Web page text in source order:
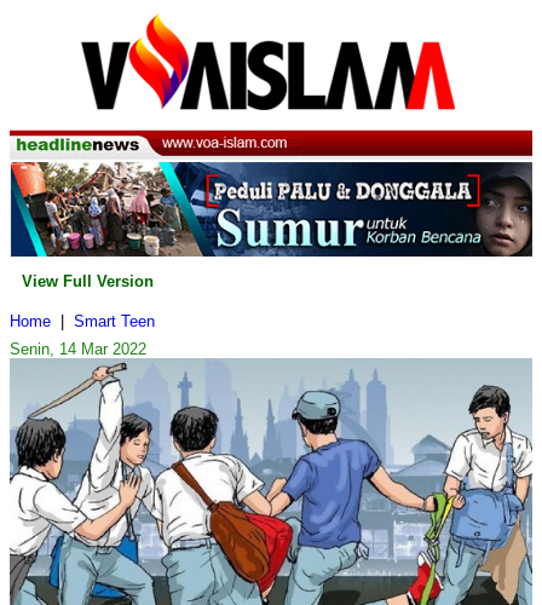
View Full Version
Home
Smart Teen
Senin, 14 Mar 2022